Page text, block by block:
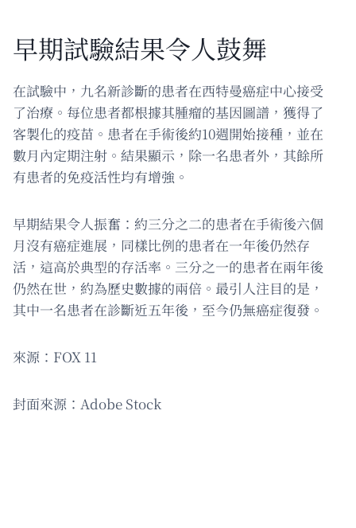
早期試驗結果令人鼓舞
在試驗中，九名新診斷的患者在西特曼癌症中心接受
了治療。每位患者都根據其腫瘤的基因圖譜，獲得了
客製化的疫苗。患者在手術後約10週開始接種，並在
數月內定期注射。結果顯示，除一名患者外，其餘所
有患者的免疫活性均有增強。
早期結果令人振奮：約三分之二的患者在手術後六個
月沒有癌症進展，同樣比例的患者在一年後仍然存
活，這高於典型的存活率。三分之一的患者在兩年後
仍然在世，約為歷史數據的兩倍。最引人注目的是，
其中一名患者在診斷近五年後，至今仍無癌症復發。
來源：FOX 11
封面來源：Adobe Stock